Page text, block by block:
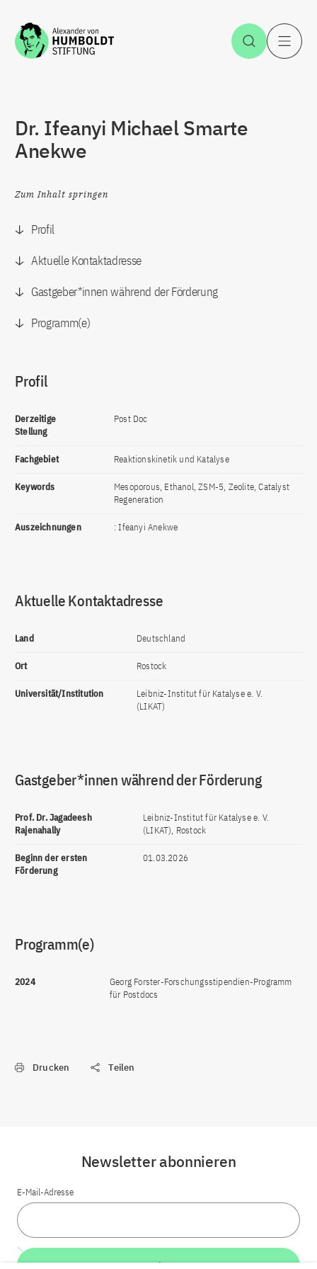
Zum Inhalt springen Suche
Dr. Ifeanyi Michael Smarte
Anekwe
Zum Inhalt springen
Profil
Aktuelle Kontaktadresse
Gastgeber*innen während der Förderung
Programm(e)
Profil
Derzeitige
Stellung
Post Doc
Fachgebiet Reaktionskinetik und Katalyse
Keywords
Mesoporous, Ethanol, ZSM-5, Zeolite, Catalyst
Regeneration
Auszeichnungen : Ifeanyi Anekwe
Aktuelle Kontaktadresse
Land Deutschland
Ort Rostock
Universität/Institution
Leibniz-Institut für Katalyse e. V.
(LIKAT)
Gastgeber*innen während der Förderung
Prof. Dr. Jagadeesh
Rajenahally
Leibniz-Institut für Katalyse e. V.
(LIKAT), Rostock
Beginn der ersten
Förderung
01.03.2026
Programm(e)
2024
Georg Forster-Forschungsstipendien-Programm
für Postdocs
Drucken Teilen
Newsletter abonnieren
E-Mail-Adresse
Weiter